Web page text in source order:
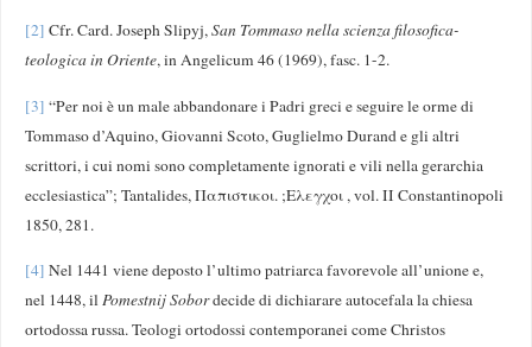
[2] Cfr. Card. Joseph Slipyj,San Tommaso nella scienza filosofica-
teologica in Oriente, in Angelicum 46 (1969), fasc. 1-2.
[3] “Per noi è un male abbandonare i Padri greci e seguire le orme di
Tommaso d’Aquino, Giovanni Scoto, Guglielmo Durand e gli altri
scrittori, i cui nomi sono completamente ignorati e vili nella gerarchia
ecclesiastica”; Tantalides, Παπιστικοι. ;Ελεγχοι , vol. II Constantinopoli
1850, 281.
[4] Nel 1441 viene deposto l’ultimo patriarca favorevole all’unione e,
nel 1448, ilPomestnij Sobordecide di dichiarare autocefala la chiesa
ortodossa russa. Teologi ortodossi contemporanei come Christos